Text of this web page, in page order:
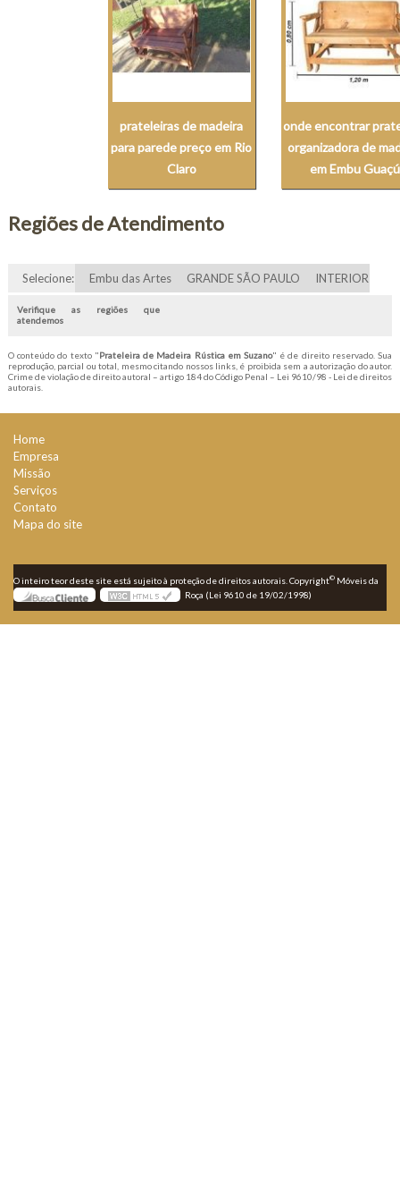
prateleiras de madeira
para parede preço em Rio
Claro
onde encontrar
organizadora de
em Embu Guaçú
Regiões de Atendimento
Selecione: Embu das Artes GRANDE SÃO PAULO INTERIOR
Verifique as regiões que
atendemos
O conteúdo do texto "Prateleira de Madeira Rústica em Suzano" é de direito reservado. Sua
reprodução, parcial ou total, mesmo citando nossos links, é proibida sem a autorização do autor.
Crime de violação de direito autoral – artigo 184 do Código Penal – Lei 9610/98 - Lei de direitos
autorais.
Home
Empresa
Missão
Serviços
Contato
Mapa do site
O inteiro teor deste site está sujeito à proteção de direitos autorais. Copyright© Móveis da
Roça (Lei 9610 de 19/02/1998)